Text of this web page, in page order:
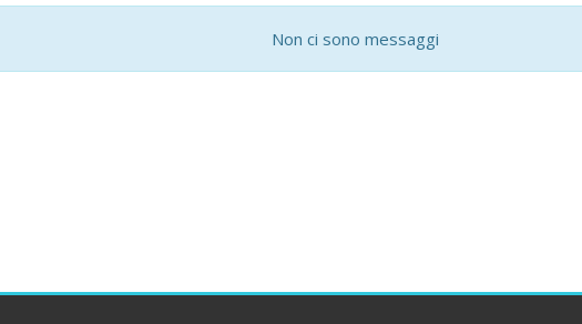
Non ci sono messaggi